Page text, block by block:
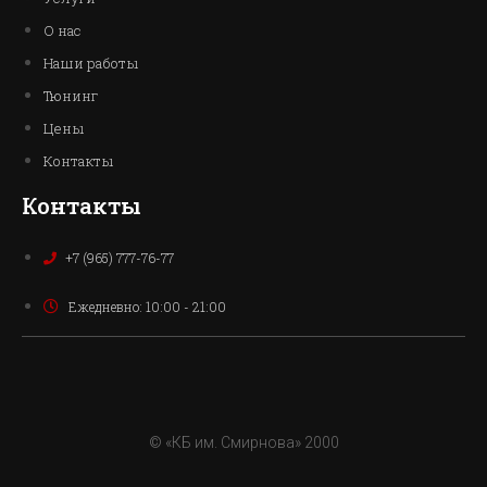
О нас
Наши работы
Тюнинг
Цены
Контакты
Контакты
+7 (965) 777-76-77
Ежедневно: 10:00 - 21:00
© «КБ им. Смирнова» 2000